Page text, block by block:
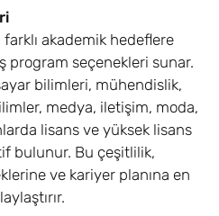
Eylül £17.600
akademik hedeflere
program seçenekleri sunar.
bilimleri, mühendislik,
medya, iletişim, moda,
lisans ve yüksek lisans
bulunur. Bu çeşitlilik,
ve kariyer planına en